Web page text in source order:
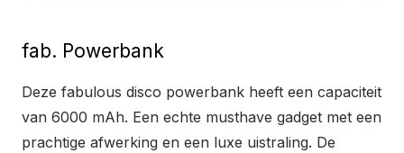
fab. Powerbank
Deze fabulous disco powerbank heeft een capaciteit
van 6000 mAh. Een echte musthave gadget met een
prachtige afwerking en een luxe uistraling. De